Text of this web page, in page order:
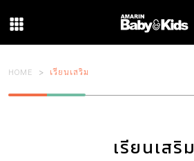
HOME เรียนเสริม
เรียนเสริม